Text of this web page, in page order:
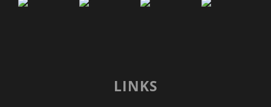
LINKS